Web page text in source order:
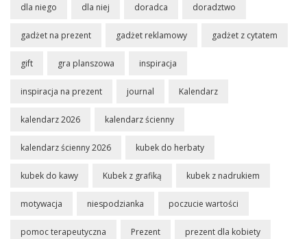
dla niego dla niej doradca doradztwo
gadżet na prezent gadżet reklamowy gadżet z cytatem
gift gra planszowa inspiracja
inspiracja na prezent journal Kalendarz
kalendarz 2026 kalendarz ścienny
kalendarz ścienny 2026 kubek do herbaty
kubek do kawy Kubek z grafiką kubek z nadrukiem
motywacja niespodzianka poczucie wartości
pomoc terapeutyczna Prezent prezent dla kobiety